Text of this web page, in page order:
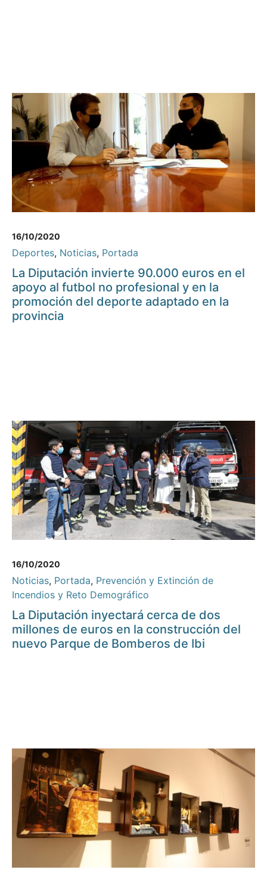
16/10/2020
Deportes, Noticias, Portada
La Diputación invierte 90.000 euros en el
apoyo al futbol no profesional y en la
promoción del deporte adaptado en la
provincia
16/10/2020
Noticias, Portada, Prevención y Extinción de
Incendios y Reto Demográfico
La Diputación inyectará cerca de dos
millones de euros en la construcción del
nuevo Parque de Bomberos de Ibi